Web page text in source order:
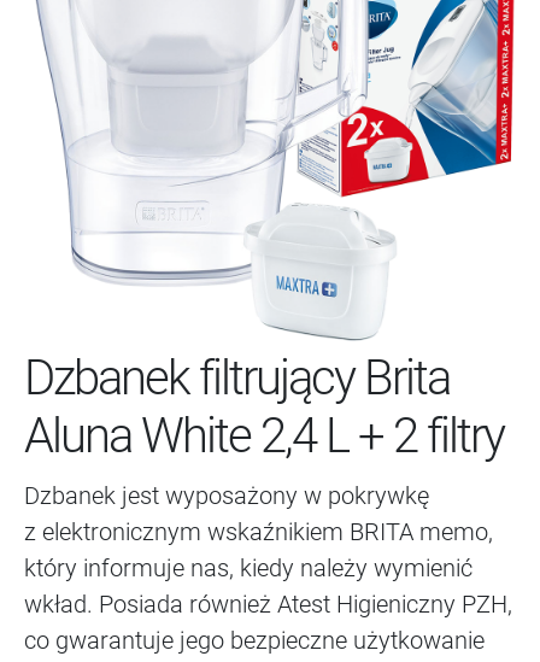
Dzbanek filtrujący Brita
Aluna White 2,4 L + 2 filtry
Dzbanek jest wyposażony w pokrywkę
z elektronicznym wskaźnikiem BRITA memo,
który informuje nas, kiedy należy wymienić
wkład. Posiada również Atest Higieniczny PZH,
co gwarantuje jego bezpieczne użytkowanie